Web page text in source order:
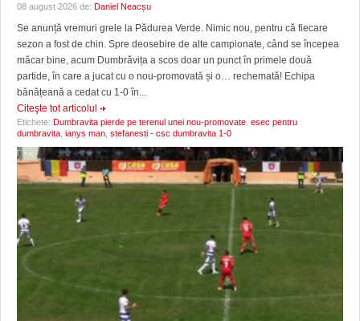
08 august 2026 de: Daniel Neacșu
Se anunță vremuri grele la Pădurea Verde. Nimic nou, pentru că fiecare
sezon a fost de chin. Spre deosebire de alte campionate, când se începea
măcar bine, acum Dumbrăvița a scos doar un punct în primele două
partide, în care a jucat cu o nou-promovată și o… rechemată! Echipa
bănățeană a cedat cu 1-0 în...
Citeşte tot articolul
Etichete: Dumbravita pierde pe terenul unei nou-promovate esec pentru
dumbravita ianys man stefanesti - csc dumbravita 1-0